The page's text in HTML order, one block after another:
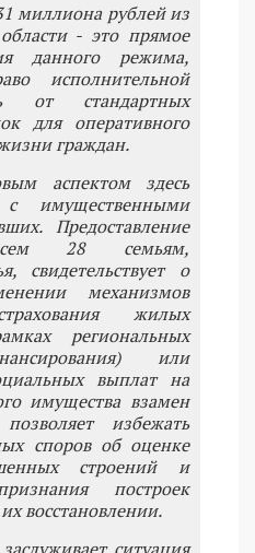
миллиона рублей из
- это прямое
данного режима,
исполнительной
от стандартных
для оперативного
граждан.
аспектом здесь
с имущественными
Предоставление
28 семьям,
свидетельствует о
механизмов
жилых
региональных
или
выплат на
имущества взамен
избежать
споров об оценке
строений и
построек
восстановлении.